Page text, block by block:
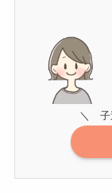
＼ 子